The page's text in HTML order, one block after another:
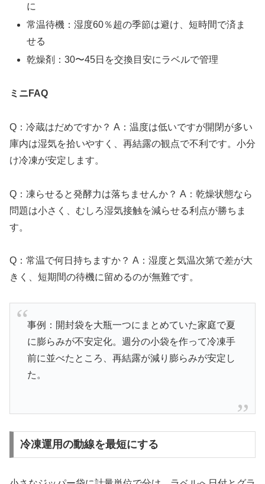
に
常温待機：湿度60％超の季節は避け、短時間で済ま
せる
乾燥剤：30〜45日を交換目安にラベルで管理
ミニFAQ
Q：冷蔵はだめですか？ A：温度は低いですが開閉が多い
庫内は湿気を拾いやすく、再結露の観点で不利です。小分
け冷凍が安定します。
Q：凍らせると発酵力は落ちませんか？ A：乾燥状態なら
問題は小さく、むしろ湿気接触を減らせる利点が勝ちま
す。
Q：常温で何日持ちますか？ A：湿度と気温次第で差が大
きく、短期間の待機に留めるのが無難です。
事例：開封袋を大瓶一つにまとめていた家庭で夏
に膨らみが不安定化。週分の小袋を作って冷凍手
前に並べたところ、再結露が減り膨らみが安定し
た。
冷凍運用の動線を最短にする